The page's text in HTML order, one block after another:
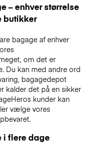
– enhver størrelse
butikker
bagage af enhver
om det er
Du kan med andre ord
bagagedepot
kalder det på en sikker
kunder kan
vælge vores
i flere dage